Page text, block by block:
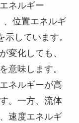
ネルギー
、位置エネルギ
しています。
変化しても、
意味します。
ネルギーが高
。一方、流体
速度エネルギ